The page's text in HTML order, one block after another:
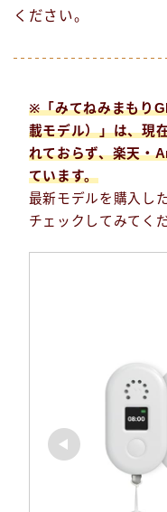
ください。
※「みてねみまもり
載モデル）」は、現
れておらず、楽天・
ています。
最新モデルを購入し
チェックしてみてく